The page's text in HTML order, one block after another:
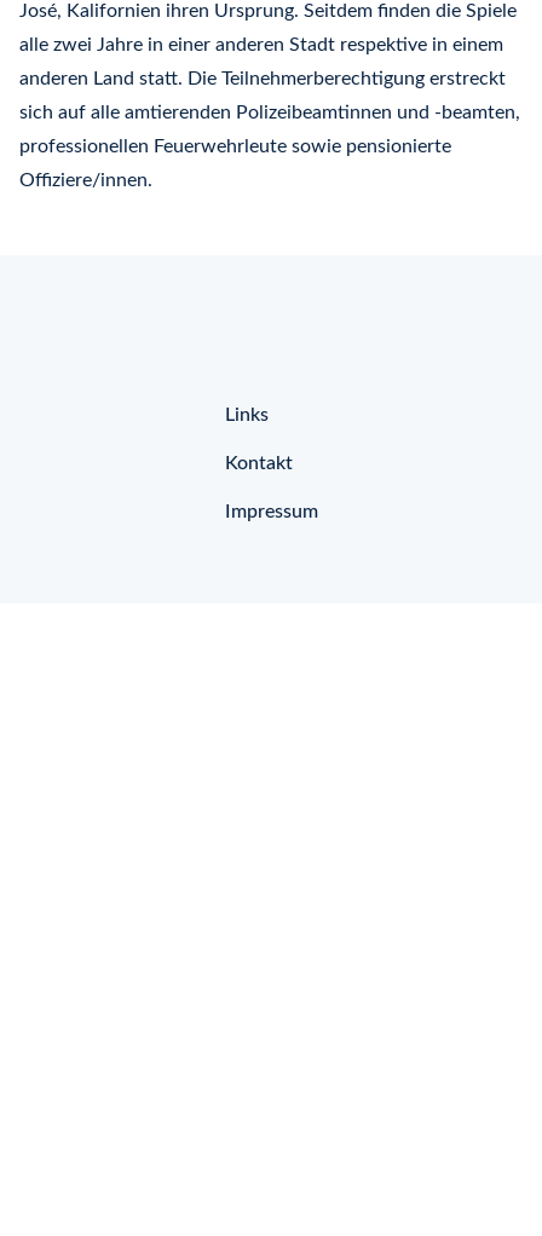
José, Kalifornien ihren Ursprung. Seitdem finden die Spiele
alle zwei Jahre in einer anderen Stadt respektive in einem
anderen Land statt. Die Teilnehmerberechtigung erstreckt
sich auf alle amtierenden Polizeibeamtinnen und -beamten,
professionellen Feuerwehrleute sowie pensionierte
Offiziere/innen.
Links
Kontakt
Impressum